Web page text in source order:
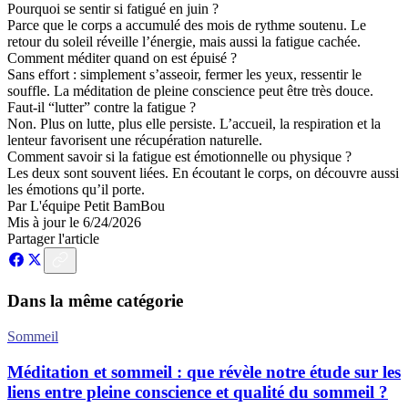
Pourquoi se sentir si fatigué en juin ?
Parce que le corps a accumulé des mois de rythme soutenu. Le
retour du soleil réveille l’énergie, mais aussi la fatigue cachée.
Comment méditer quand on est épuisé ?
Sans effort : simplement s’asseoir, fermer les yeux, ressentir le
souffle. La méditation de pleine conscience peut être très douce.
Faut-il “lutter” contre la fatigue ?
Non. Plus on lutte, plus elle persiste. L’accueil, la respiration et la
lenteur favorisent une récupération naturelle.
Comment savoir si la fatigue est émotionnelle ou physique ?
Les deux sont souvent liées. En écoutant le corps, on découvre aussi
les émotions qu’il porte.
ParL'équipe Petit BamBou
Mis à jour le 6/24/2026
Partager l'article
Dans la même catégorie
Sommeil
Méditation et sommeil : que révèle notre étude sur les
liens entre pleine conscience et qualité du sommeil ?